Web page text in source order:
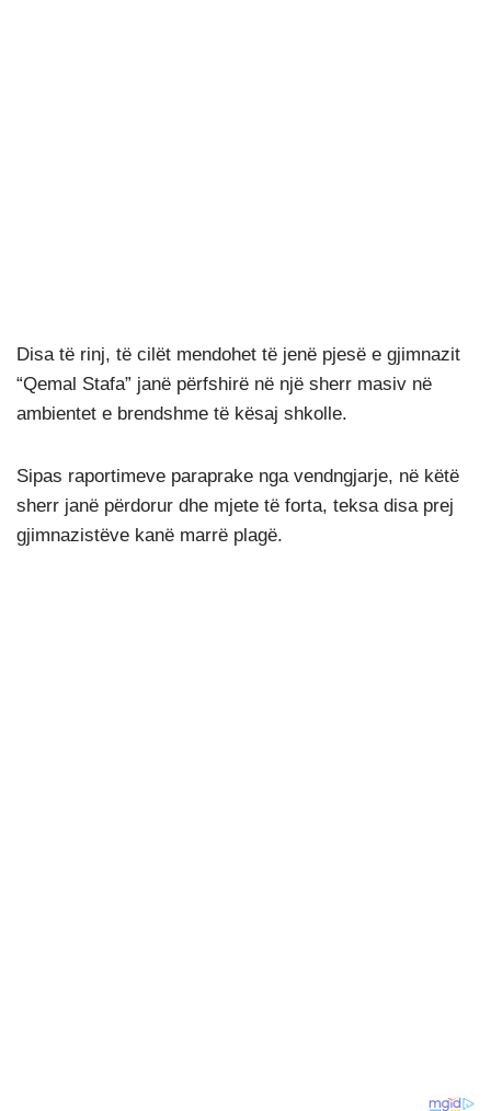
Disa të rinj, të cilët mendohet të jenë pjesë e gjimnazit
“Qemal Stafa” janë përfshirë në një sherr masiv në
ambientet e brendshme të kësaj shkolle.
Sipas raportimeve paraprake nga vendngjarje, në këtë
sherr janë përdorur dhe mjete të forta, teksa disa prej
gjimnazistëve kanë marrë plagë.